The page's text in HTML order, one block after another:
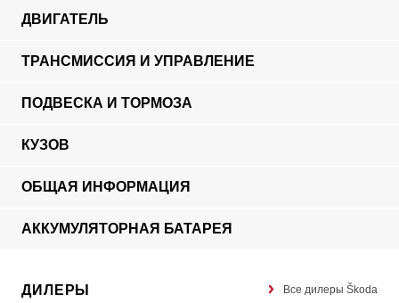
ДВИГАТЕЛЬ
ТРАНСМИССИЯ И УПРАВЛЕНИЕ
ПОДВЕСКА И ТОРМОЗА
КУЗОВ
ОБЩАЯ ИНФОРМАЦИЯ
АККУМУЛЯТОРНАЯ БАТАРЕЯ
ДИЛЕРЫ Все дилеры Škoda